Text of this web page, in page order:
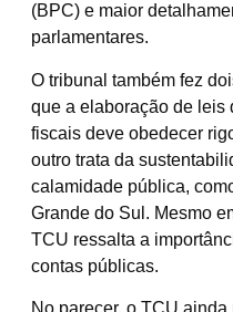
(BPC) e maior
parlamentares.
O tribunal também fez
que a elaboração de leis
fiscais deve obedecer
outro trata da
calamidade pública,
Grande do Sul. Mesmo
TCU ressalta a
contas públicas.
No parecer, o TCU